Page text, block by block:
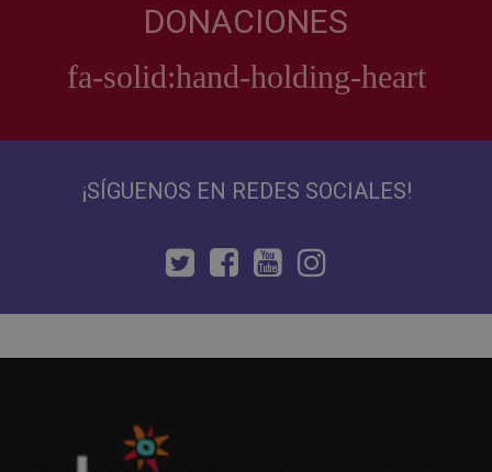
DONACIONES
¡SÍGUENOS EN REDES SOCIALES!